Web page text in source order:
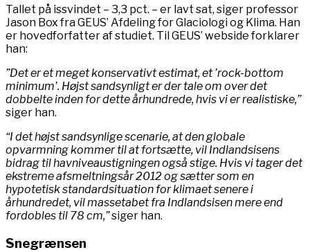
Tallet på issvindet – 3,3 pct. – er lavt sat, siger professor
Jason Box fra GEUS’ Afdeling for Glaciologi og Klima. Han
er hovedforfatter af studiet. Til GEUS’ webside forklarer
han:
”Det er et meget konservativt estimat, et ’rock-bottom
minimum’. Højst sandsynligt er der tale om over det
dobbelte inden for dette århundrede, hvis vi er realistiske,”
siger han.
“I det højst sandsynlige scenarie, at den globale
opvarmning kommer til at fortsætte, vil Indlandsisens
bidrag til havniveaustigningen også stige. Hvis vi tager det
ekstreme afsmeltningsår 2012 og sætter som en
hypotetisk standardsituation for klimaet senere i
århundredet, vil massetabet fra Indlandsisen mere end
fordobles til 78 cm,”siger han.
Snegrænsen